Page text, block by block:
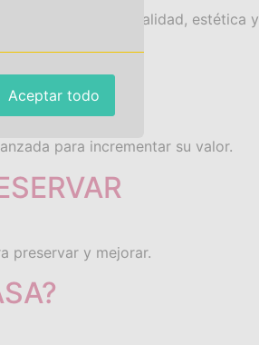
por funcionalidad, estética y
para incrementar su valor.
preservar y mejorar.
Aceptar todo